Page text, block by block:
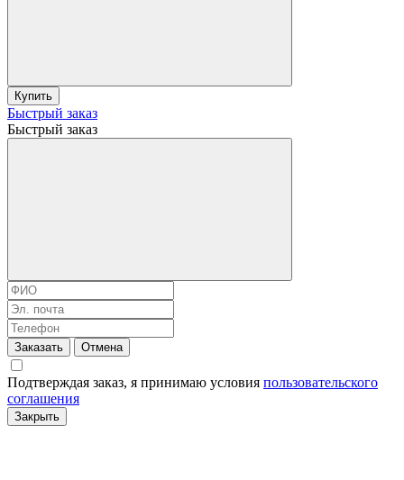
Купить
Быстрый заказ
Быстрый заказ
Заказать Отмена
Подтверждая заказ, я принимаю условия пользовательского
соглашения
Закрыть